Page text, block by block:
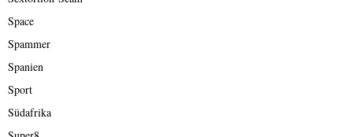
Space
Spammer
Spanien
Sport
Südafrika